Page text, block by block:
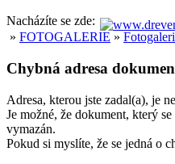
Nacházíte se zde:
» FOTOGALERIE »
Chybná adresa
Adresa, kterou jste zadal(a), je
Je možné, že dokument, který
vymazán.
Pokud si myslíte, že se jedná o